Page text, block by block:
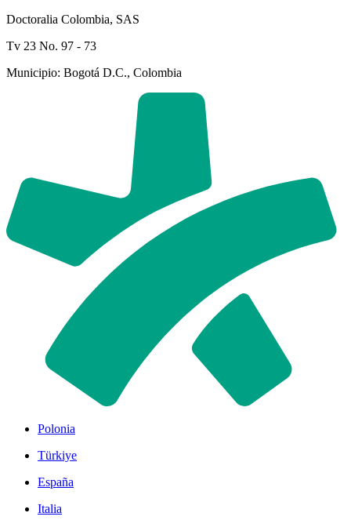
Doctoralia Colombia, SAS
Tv 23 No. 97 - 73
Municipio: Bogotá D.C., Colombia
Polonia
Türkiye
España
Italia